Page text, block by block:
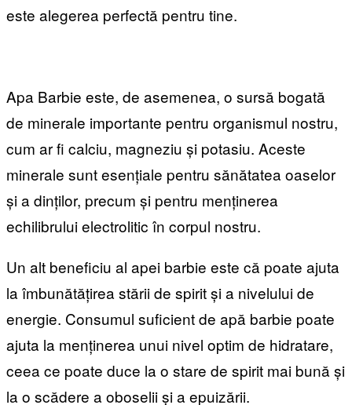
este alegerea perfectă pentru tine.
Apa Barbie este, de asemenea, o sursă bogată
de minerale importante pentru organismul nostru,
cum ar fi calciu, magneziu și potasiu. Aceste
minerale sunt esențiale pentru sănătatea oaselor
și a dinților, precum și pentru menținerea
echilibrului electrolitic în corpul nostru.
Un alt beneficiu al apei barbie este că poate ajuta
la îmbunătățirea stării de spirit și a nivelului de
energie. Consumul suficient de apă barbie poate
ajuta la menținerea unui nivel optim de hidratare,
ceea ce poate duce la o stare de spirit mai bună și
la o scădere a oboselii și a epuizării.